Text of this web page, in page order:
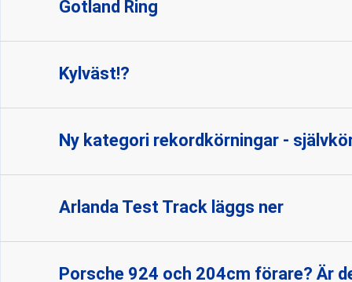
Gotland Ring
Kylväst!?
Ny kategori rekordkörningar -
Arlanda Test Track läggs ner
Porsche 924 och 204cm förare? Är